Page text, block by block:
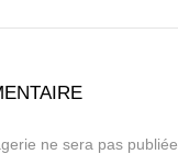
ne sera pas publiée.